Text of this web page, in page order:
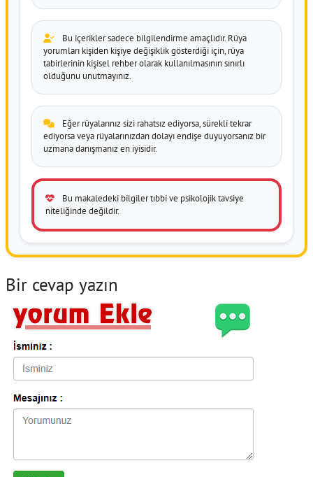
Bu içerikler sadece bilgilendirme amaçlıdır. Rüya
yorumları kişiden kişiye değişiklik gösterdiği için, rüya
tabirlerinin kişisel rehber olarak kullanılmasının sınırlı
olduğunu unutmayınız.
Eğer rüyalarınız sizi rahatsız ediyorsa, sürekli tekrar
ediyorsa veya rüyalarınızdan dolayı endişe duyuyorsanız bir
uzmana danışmanız en iyisidir.
Bu makaledeki bilgiler tıbbi ve psikolojik tavsiye
niteliğinde değildir.
Bir cevap yazın